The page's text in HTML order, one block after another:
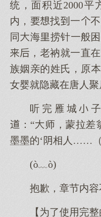
统，面积近2000
内，找一不
同海捞针一般
，老衲就一直
族姻亲的姓氏，原
女婴就隐藏在唐人
听完雁城
：“师，蒙拉差
墨墨的‘相人……（
(ò﹏ò)
抱歉，章节内
【为了使用完